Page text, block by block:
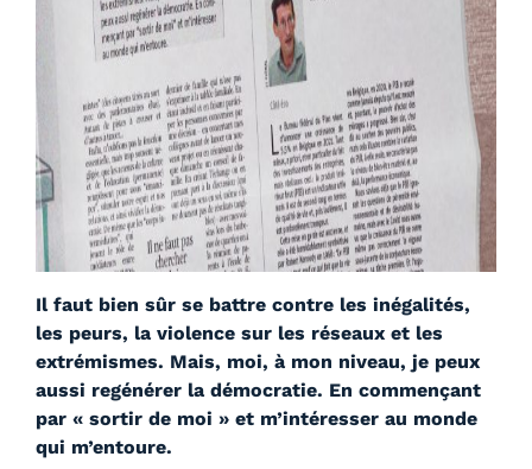
Il faut bien sûr se battre contre les inégalités,
les peurs, la violence sur les réseaux et les
extrémismes. Mais, moi, à mon niveau, je peux
aussi regénérer la démocratie. En commençant
par « sortir de moi » et m’intéresser au monde
qui m’entoure.